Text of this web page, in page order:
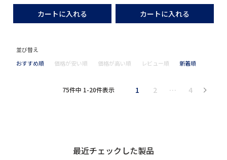
カートに入れる カートに入れる
並び替え
おすすめ順
価格が安い順 価格が高い順 レビュー順 新着順
75件中 1-20件表示 1 2 … 4
最近チェックした製品